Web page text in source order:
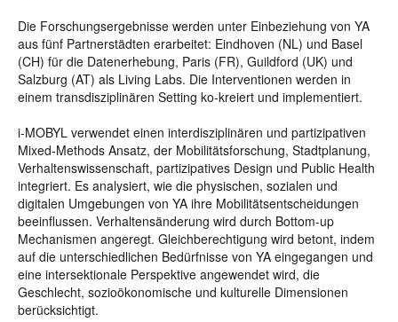
Die Forschungsergebnisse werden unter Einbeziehung von YA
aus fünf Partnerstädten erarbeitet: Eindhoven (NL) und Basel
(CH) für die Datenerhebung, Paris (FR), Guildford (UK) und
Salzburg (AT) als Living Labs. Die Interventionen werden in
einem transdisziplinären Setting ko-kreiert und implementiert.
i-MOBYL verwendet einen interdisziplinären und partizipativen
Mixed-Methods Ansatz, der Mobilitätsforschung, Stadtplanung,
Verhaltenswissenschaft, partizipatives Design und Public Health
integriert. Es analysiert, wie die physischen, sozialen und
digitalen Umgebungen von YA ihre Mobilitätsentscheidungen
beeinflussen. Verhaltensänderung wird durch Bottom-up
Mechanismen angeregt. Gleichberechtigung wird betont, indem
auf die unterschiedlichen Bedürfnisse von YA eingegangen und
eine intersektionale Perspektive angewendet wird, die
Geschlecht, sozioökonomische und kulturelle Dimensionen
berücksichtigt.